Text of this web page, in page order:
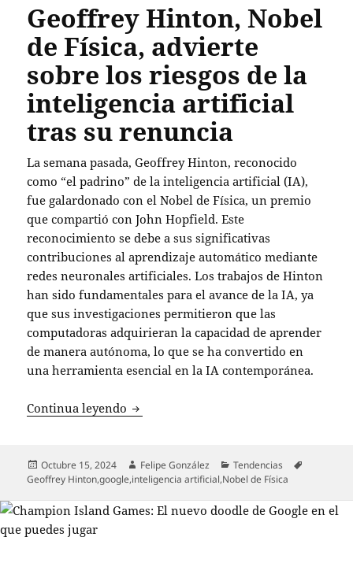
Geoffrey Hinton, Nobel
de Física, advierte
sobre los riesgos de la
inteligencia artificial
tras su renuncia
La semana pasada, Geoffrey Hinton, reconocido
como “el padrino” de la inteligencia artificial (IA),
fue galardonado con el Nobel de Física, un premio
que compartió con John Hopfield. Este
reconocimiento se debe a sus significativas
contribuciones al aprendizaje automático mediante
redes neuronales artificiales. Los trabajos de Hinton
han sido fundamentales para el avance de la IA, ya
que sus investigaciones permitieron que las
computadoras adquirieran la capacidad de aprender
de manera autónoma, lo que se ha convertido en
una herramienta esencial en la IA contemporánea.
Continua leyendo Geoffrey Hinton, Nobel de Física,
Publicado
el
Octubre 15, 2024 Autor
Felipe González Categorías
Tendencias
Geoffrey Hinton,google,inteligencia artificial,Nobel de Física